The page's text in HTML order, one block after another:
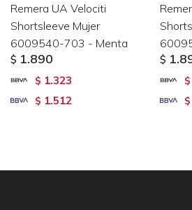
Remera UA Velociti
Shortsleeve Mujer
6009540-703 - Menta
$ 1.890
$ 1.323
$ 1.512
$
$
$